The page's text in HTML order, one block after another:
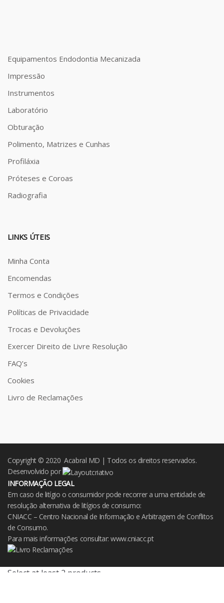
Equipamentos Endodontia Mecanizada
Impressão
Instrumentos
Laboratório
Obturação
Polimento, Matrizes e Cunhas
Profiláxia
Próteses e Coroas
Radiografia
LINKS ÚTEIS
Minha Conta
Encomendas
Termos e Condições
Políticas de Privacidade
Trocas e Devoluções
Exercer Direito de Livre Resolução
FAQ’s
Cookies
Livro de Reclamações
Copyright © 2020 Acabral MD | Todos os direitos reservados.
Desenvolvido por
INFORMAÇÃO LEGAL
Em caso de litígio o consumidor pode recorrer a uma entidade de
resolução alternativa de litígios de consumo:
CNIACC – Centro Nacional de Informação e Arbitragem de Conflitos
de Consumo.
Para mais informações consultar:www.cniacc.pt
Select at least 2 products